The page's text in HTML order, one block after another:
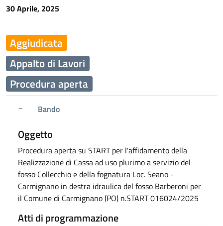
30 Aprile, 2025
Aggiudicata
Appalto di Lavori
Procedura aperta
Bando
Oggetto
Procedura aperta su START per l'affidamento della
Realizzazione di Cassa ad uso plurimo a servizio del
fosso Collecchio e della fognatura Loc. Seano -
Carmignano in destra idraulica del fosso Barberoni per
il Comune di Carmignano (PO) n.START 016024/2025
Atti di programmazione